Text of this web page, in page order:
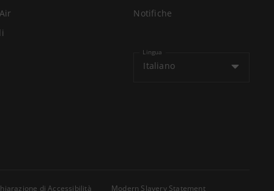
Notifiche
Lingua
Italiano
di Accessibilità Modern Slavery Statement